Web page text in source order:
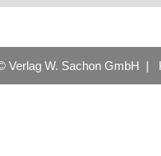
Verlag W. Sachon GmbH |